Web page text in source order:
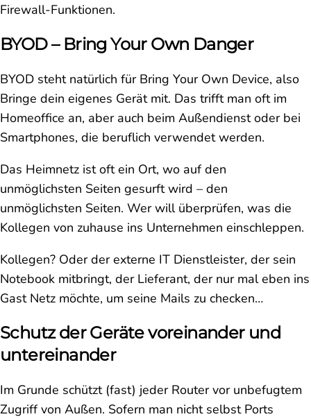
Firewall-Funktionen.
BYOD – Bring Your Own Danger
BYOD steht natürlich für Bring Your Own Device, also
Bringe dein eigenes Gerät mit. Das trifft man oft im
Homeoffice an, aber auch beim Außendienst oder bei
Smartphones, die beruflich verwendet werden.
Das Heimnetz ist oft ein Ort, wo auf den
unmöglichsten Seiten gesurft wird – den
unmöglichsten Seiten. Wer will überprüfen, was die
Kollegen von zuhause ins Unternehmen einschleppen.
Kollegen? Oder der externe IT Dienstleister, der sein
Notebook mitbringt, der Lieferant, der nur mal eben ins
Gast Netz möchte, um seine Mails zu checken…
Schutz der Geräte voreinander und
untereinander
Im Grunde schützt (fast) jeder Router vor unbefugtem
Zugriff von Außen. Sofern man nicht selbst Ports